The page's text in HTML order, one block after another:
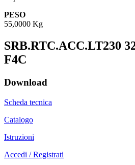
PESO
55,0000 Kg
SRB.RTC.ACC.LT230
F4C
Download
Scheda tecnica
Catalogo
Istruzioni
Accedi / Registrati